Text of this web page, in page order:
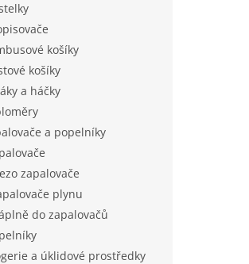
košíky
košíky
a háčky
a popelníky
zapalovače
plynu
do zapalovačů
a úklidové prostředky